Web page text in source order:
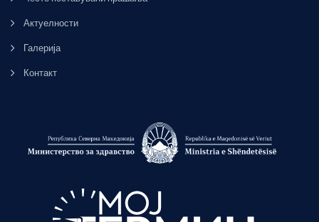
Актуелности
Галерија
Контакт